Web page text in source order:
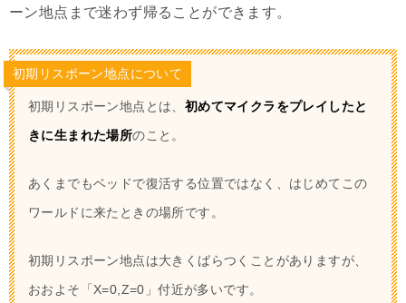
ーン地点まで迷わず帰ることができます。
初期リスポーン地点について
初期リスポーン地点とは、 初めてマイクラをプレイしたと
きに生まれた場所のこと。
あくまでもベッドで復活する位置ではなく、はじめてこの
ワールドに来たときの場所です。
初期リスポーン地点は大きくばらつくことがありますが、
おおよそ「X=0,Z=0」付近が多いです。